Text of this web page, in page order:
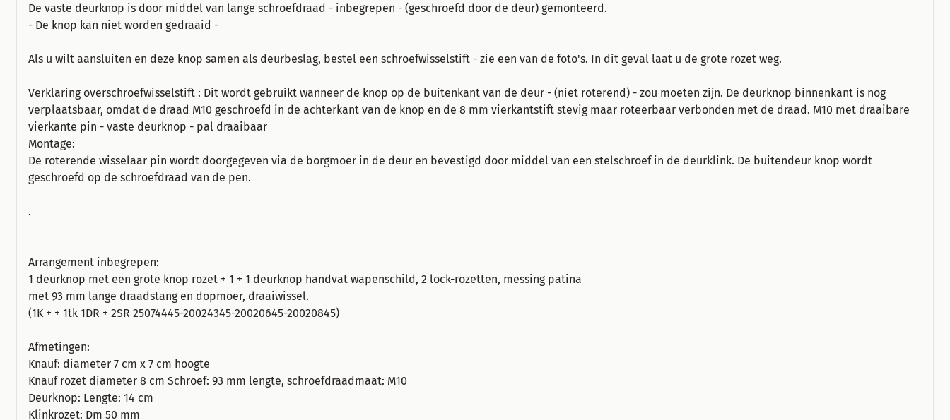
De vaste deurknop is door middel van lange schroefdraad - inbegrepen - (geschroefd door de deur) gemonteerd.
- De knop kan niet worden gedraaid -
Als u wilt aansluiten en deze knop samen als deurbeslag, bestel een schroefwisselstift - zie een van de foto's. In dit geval laat u de grote rozet weg.
Verklaring overschroefwisselstift : Dit wordt gebruikt wanneer de knop op de buitenkant van de deur - (niet roterend) - zou moeten zijn. De deurknop binnenkant is nog
verplaatsbaar, omdat de draad M10 geschroefd in de achterkant van de knop en de 8 mm vierkantstift stevig maar roteerbaar verbonden met de draad. M10 met draaibare
vierkante pin - vaste deurknop - pal draaibaar
Montage:
De roterende wisselaar pin wordt doorgegeven via de borgmoer in de deur en bevestigd door middel van een stelschroef in de deurklink. De buitendeur knop wordt
geschroefd op de schroefdraad van de pen.
.
Arrangement inbegrepen:
1 deurknop met een grote knop rozet + 1 + 1 deurknop handvat wapenschild, 2 lock-rozetten, messing patina
met 93 mm lange draadstang en dopmoer, draaiwissel.
(1K + + 1tk 1DR + 2SR 25074445-20024345-20020645-20020845)
Afmetingen:
Knauf: diameter 7 cm x 7 cm hoogte
Knauf rozet diameter 8 cm Schroef: 93 mm lengte, schroefdraadmaat: M10
Deurknop: Lengte: 14 cm
Klinkrozet: Dm 50 mm